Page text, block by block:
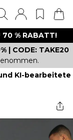
70 % RABATT!
| CODE: TAKE20
KI-bearbeitete